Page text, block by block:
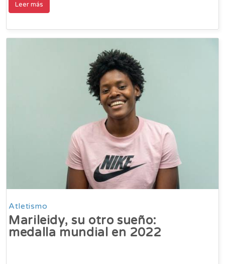
Leer más
Atletismo
Marileidy, su otro sueño:
medalla mundial en 2022